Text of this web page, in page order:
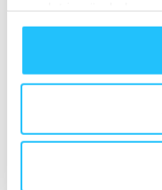
Hela FYS-rapporten är nu